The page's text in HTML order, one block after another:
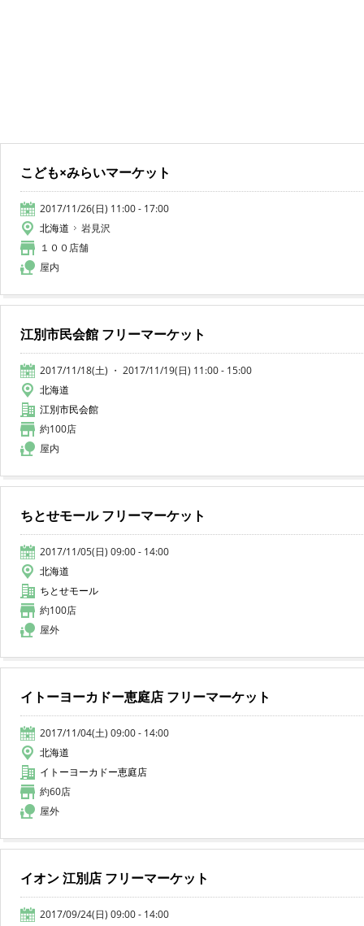
こども×みらいマーケット
2017/11/26(日) 11:00 - 17:00
北海道
岩見沢
１００店舗
屋内
江別市民会館 フリーマーケット
2017/11/18(土) ・ 2017/11/19(日) 11:00 - 15:00
北海道
江別市民会館
約100店
屋内
ちとせモール フリーマーケット
2017/11/05(日) 09:00 - 14:00
北海道
ちとせモール
約100店
屋外
イトーヨーカドー恵庭店 フリーマーケット
2017/11/04(土) 09:00 - 14:00
北海道
イトーヨーカドー恵庭店
約60店
屋外
イオン 江別店 フリーマーケット
2017/09/24(日) 09:00 - 14:00